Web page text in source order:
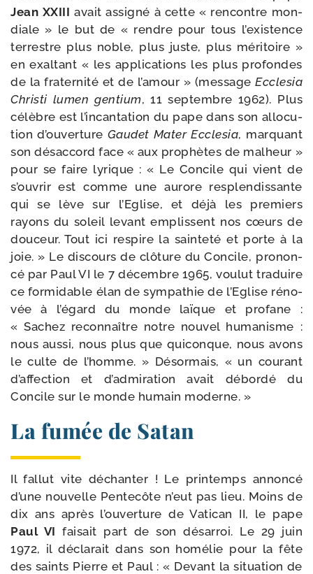
Jean XXIII avait assi­gné à cette « ren­contre mon­
diale » le but de « rendre pour tous l’existence
ter­restre plus noble, plus juste, plus méri­toire »
en exal­tant « les appli­ca­tions les plus pro­fondes
de la fra­ter­ni­té et de l’amour » (mes­sage Ecclesia
Christi lumen gen­tium, 11 sep­tembre 1962). Plus
célèbre est l’incantation du pape dans son allo­cu­
tion d’ouverture Gaudet Mater Ecclesia, mar­quant
son désac­cord face « aux pro­phètes de mal­heur »
pour se faire lyrique : « Le Concile qui vient de
s’ouvrir est comme une aurore res­plen­dis­sante
qui se lève sur l’Eglise, et déjà les pre­miers
rayons du soleil levant emplissent nos cœurs de
dou­ceur. Tout ici res­pire la sain­te­té et porte à la
joie. » Le dis­cours de clô­ture du Concile, pro­non­
cé par Paul VI le 7 décembre 1965, vou­lut tra­duire
ce for­mi­dable élan de sym­pa­thie de l’Eglise réno­
vée à l’égard du monde laïque et pro­fane :
« Sachez recon­naître notre nou­vel huma­nisme :
nous aus­si, nous plus que qui­conque, nous avons
le culte de l’homme. » Désormais, « un cou­rant
d’affection et d’admiration avait débor­dé du
Concile sur le monde humain moderne. »
La fumée de Satan
Il fal­lut vite déchan­ter ! Le prin­temps annon­cé
d’une nou­velle Pentecôte n’eut pas lieu. Moins de
dix ans après l’ouverture de Vatican II, le pape
Paul VI fai­sait part de son désar­roi. Le 29 juin
1972, il décla­rait dans son homé­lie pour la fête
des saints Pierre et Paul : « Devant la situa­tion de